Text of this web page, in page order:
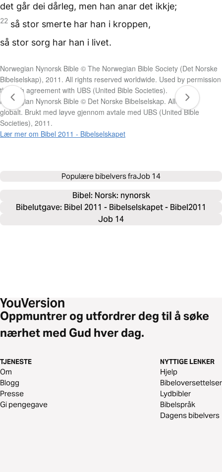
det går dei dårleg, men han anar det ikkje;
22 så stor smerte har han i kroppen,
så stor sorg har han i livet.
Norwegian Nynorsk Bible © The Norwegian Bible Society (Det Norske
Bibelselskap), 2011. All rights reserved worldwide. Used by permission
through agreement with UBS (United Bible Societies).
Norwegian Nynorsk Bible © Det Norske Bibelselskap. Alle rettar
globalt. Brukt med løyve gjennom avtale med UBS (United Bible
Societies), 2011.
Lær mer om Bibel 2011 - Bibelselskapet
Populære bibelvers fraJob 14
Bibel: Norsk: nynorsk
Bibelutgave: Bibel 2011 - Bibelselskapet - Bibel2011
Job 14
Oppmuntrer og utfordrer deg til å søke
nærhet med Gud hver dag.
TJENESTE
Om
Blogg
Presse
Gi pengegave
NYTTIGE LENKER
Hjelp
Bibeloversettelser
Lydbibler
Bibelspråk
Dagens bibelvers